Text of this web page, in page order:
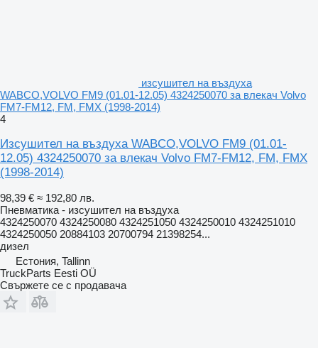
изсушител на въздуха
WABCO,VOLVO FM9 (01.01-12.05) 4324250070 за влекач Volvo
FM7-FM12, FM, FMX (1998-2014)
4
Изсушител на въздуха WABCO,VOLVO FM9 (01.01-
12.05) 4324250070 за влекач Volvo FM7-FM12, FM, FMX
(1998-2014)
98,39 € ≈ 192,80 лв.
Пневматика - изсушител на въздуха
4324250070 4324250080 4324251050 4324250010 4324251010
4324250050 20884103 20700794 21398254...
дизел
Естония, Tallinn
TruckParts Eesti OÜ
Свържете се с продавача